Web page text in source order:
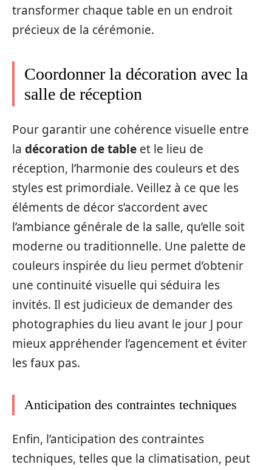
transformer chaque table en un endroit
précieux de la cérémonie.
Coordonner la décoration avec la
salle de réception
Pour garantir une cohérence visuelle entre
la décoration de table et le lieu de
réception, l’harmonie des couleurs et des
styles est primordiale. Veillez à ce que les
éléments de décor s’accordent avec
l’ambiance générale de la salle, qu’elle soit
moderne ou traditionnelle. Une palette de
couleurs inspirée du lieu permet d’obtenir
une continuité visuelle qui séduira les
invités. Il est judicieux de demander des
photographies du lieu avant le jour J pour
mieux appréhender l’agencement et éviter
les faux pas.
Anticipation des contraintes techniques
Enfin, l’anticipation des contraintes
techniques, telles que la climatisation, peut